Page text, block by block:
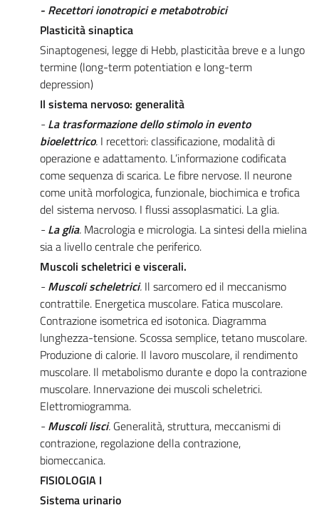
- Recettori ionotropici e metabotrobici
Plasticità sinaptica
Sinaptogenesi, legge di Hebb, plasticitàa breve e a lungo
termine (long-term potentiation e long-term
depression)
Il sistema nervoso: generalità
- La trasformazione dello stimolo in evento
bioelettrico. I recettori: classificazione, modalità di
operazione e adattamento. L’informazione codificata
come sequenza di scarica. Le fibre nervose. Il neurone
come unità morfologica, funzionale, biochimica e trofica
del sistema nervoso. I flussi assoplasmatici. La glia.
- La glia. Macrologia e micrologia. La sintesi della mielina
sia a livello centrale che periferico.
Muscoli scheletrici e viscerali.
- Muscoli scheletrici. Il sarcomero ed il meccanismo
contrattile. Energetica muscolare. Fatica muscolare.
Contrazione isometrica ed isotonica. Diagramma
lunghezza-tensione. Scossa semplice, tetano muscolare.
Produzione di calorie. Il lavoro muscolare, il rendimento
muscolare. Il metabolismo durante e dopo la contrazione
muscolare. Innervazione dei muscoli scheletrici.
Elettromiogramma.
- Muscoli lisci. Generalità, struttura, meccanismi di
contrazione, regolazione della contrazione,
biomeccanica.
FISIOLOGIA I
Sistema urinario